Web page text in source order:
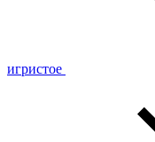
игристое